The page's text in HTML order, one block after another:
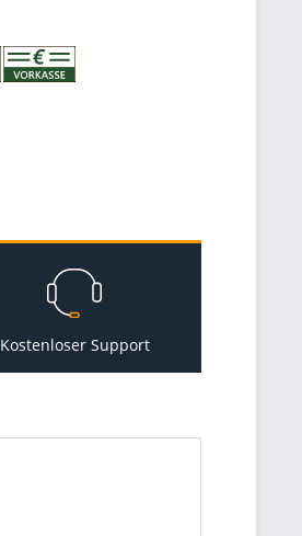
Kostenloser Support